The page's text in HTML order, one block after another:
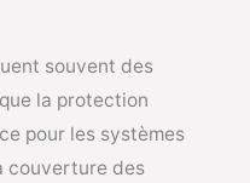
souvent des
la protection
pour les systèmes
couverture des